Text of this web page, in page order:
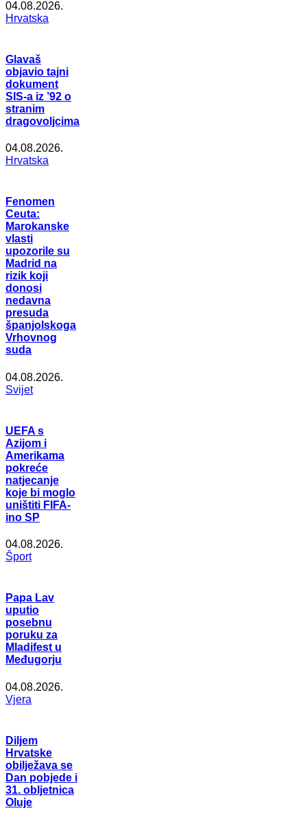
04.08.2026.
Hrvatska
Glavaš
objavio tajni
dokument
SIS-a iz ’92 o
stranim
dragovoljcima
04.08.2026.
Hrvatska
Fenomen
Ceuta:
Marokanske
vlasti
upozorile su
Madrid na
rizik koji
donosi
nedavna
presuda
španjolskoga
Vrhovnog
suda
04.08.2026.
Svijet
UEFA s
Azijom i
Amerikama
pokreće
natjecanje
koje bi moglo
uništiti FIFA-
ino SP
04.08.2026.
Šport
Papa Lav
uputio
posebnu
poruku za
Mladifest u
Međugorju
04.08.2026.
Vjera
Diljem
Hrvatske
obilježava se
Dan pobjede i
31. obljetnica
Oluje